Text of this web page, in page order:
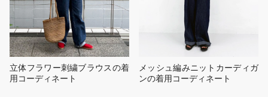
立体フラワー刺繍ブラウスの着
用コーディネート
メッシュ編みニットカーディガ
ンの着用コーディネート